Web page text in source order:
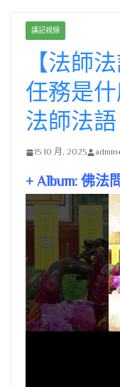
講記視頻
【法師
任務是
法師法語
15 10 月, 2025 admin
+ Album: 佛法